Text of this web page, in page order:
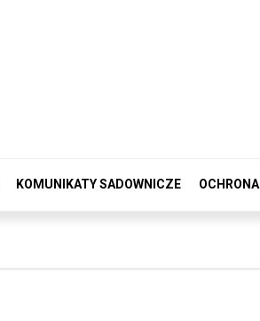
KOMUNIKATY SADOWNICZE OCHRONA